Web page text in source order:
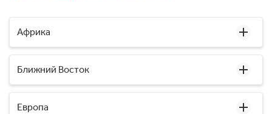
Африка
Ближний Восток
Европа